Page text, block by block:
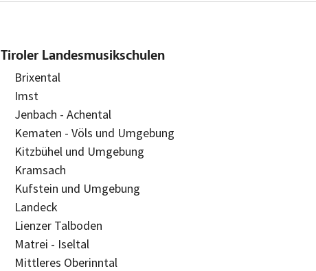
Tiroler Landesmusikschulen
Brixental
Imst
Jenbach - Achental
Kematen - Völs und Umgebung
Kitzbühel und Umgebung
Kramsach
Kufstein und Umgebung
Landeck
Lienzer Talboden
Matrei - Iseltal
Mittleres Oberinntal